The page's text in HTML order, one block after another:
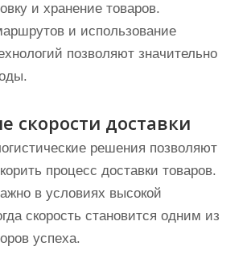
и хранение товаров.
и использование
позволяют значительно
скорости доставки
решения позволяют
процесс доставки товаров.
в условиях высокой
скорость становится одним из
успеха.